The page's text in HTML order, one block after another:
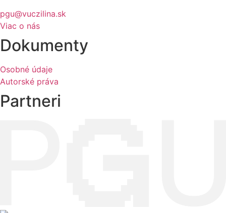
pgu@vuczilina.sk
Viac o nás
Dokumenty
Osobné údaje
Autorské práva
Partneri